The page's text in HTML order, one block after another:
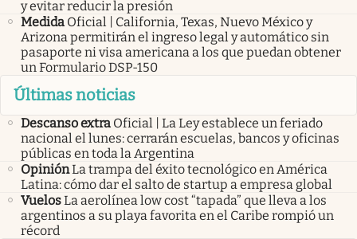
y evitar reducir la presión
Medida Oficial | California, Texas, Nuevo México y
Arizona permitirán el ingreso legal y automático sin
pasaporte ni visa americana a los que puedan obtener
un Formulario DSP-150
Últimas noticias
Descanso extra Oficial | La Ley establece un feriado
nacional el lunes: cerrarán escuelas, bancos y oficinas
públicas en toda la Argentina
OpiniónLa trampa del éxito tecnológico en América
Latina: cómo dar el salto de startup a empresa global
VuelosLa aerolínea low cost “tapada” que lleva a los
argentinos a su playa favorita en el Caribe rompió un
récord